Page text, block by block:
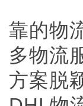
靠的物
多物流
方案脱